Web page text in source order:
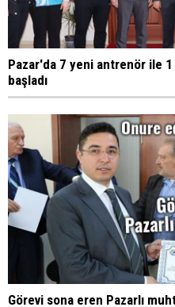
Pazar'da 7 yeni antrenör ile
başladı
Görevi sona eren Pazarlı